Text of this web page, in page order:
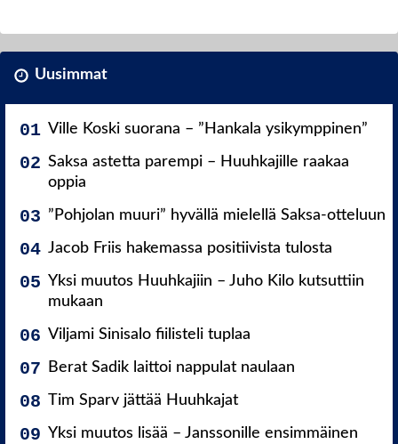
Uusimmat
Ville Koski suorana – ”Hankala ysikymppinen”
Saksa astetta parempi – Huuhkajille raakaa
oppia
”Pohjolan muuri” hyvällä mielellä Saksa-otteluun
Jacob Friis hakemassa positiivista tulosta
Yksi muutos Huuhkajiin – Juho Kilo kutsuttiin
mukaan
Viljami Sinisalo fiilisteli tuplaa
Berat Sadik laittoi nappulat naulaan
Tim Sparv jättää Huuhkajat
Yksi muutos lisää – Janssonille ensimmäinen